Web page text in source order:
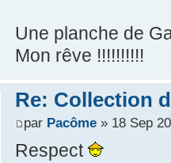
Une planche de
Mon rêve !!!!!!!!!!
Re: Collection
par Pacôme» 18 Sep
Respect